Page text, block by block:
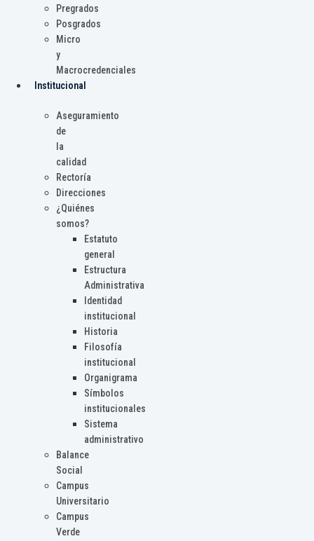
Pregrados
Posgrados
Micro
y
Macrocredenciales
Institucional
Aseguramiento
de
la
calidad
Rectoría
Direcciones
¿Quiénes
somos?
Estatuto
general
Estructura
Administrativa
Identidad
institucional
Historia
Filosofía
institucional
Organigrama
Símbolos
institucionales
Sistema
administrativo
Balance
Social
Campus
Universitario
Campus
Verde